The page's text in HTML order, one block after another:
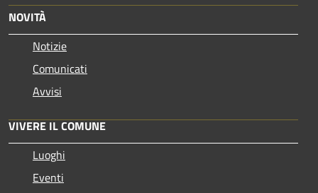
NOVITÀ
Notizie
Comunicati
Avvisi
VIVERE IL COMUNE
Luoghi
Eventi